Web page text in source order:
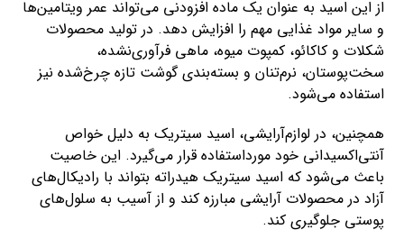
از این اسید به عنوان یک ماده افزودنی می‌تواند عمر ویتامین‌ها
و سایر مواد غذایی مهم را افزایش دهد. در تولید محصولات
شکلات و کاکائو، کمپوت میوه، ماهی فرآوری‌نشده،
سخت‌پوستان، نرم‌تنان و بسته‌بندی گوشت تازه چرخ‌شده نیز
استفاده می‌شود.
همچنین، در لوازم‌آرایشی، اسید سیتریک به دلیل خواص
آنتی‌اکسیدانی خود مورداستفاده قرار می‌گیرد. این خاصیت
باعث می‌شود که اسید سیتریک هیدراته بتواند با رادیکال‌های
آزاد در محصولات آرایشی مبارزه کند و از آسیب به سلول‌های
پوستی جلوگیری کند.